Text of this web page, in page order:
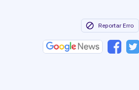
Reportar Erro